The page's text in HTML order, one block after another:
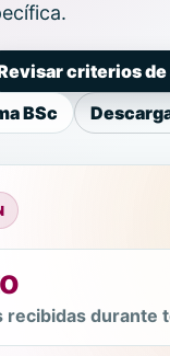
criterios
BSc
recibidas durante